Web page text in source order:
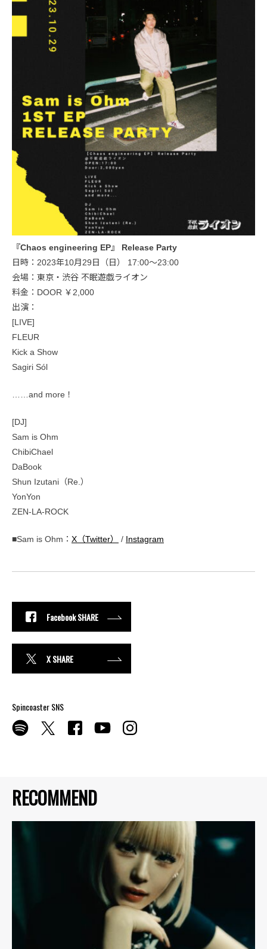
RECOMMEND
『Chaos engineering EP』 Release Party
日時：2023年10月29日（日） 17:00〜23:00
会場：東京・渋谷 不眠遊戯ライオン
料金：DOOR ￥2,000
出演：
[LIVE]
FLEUR
Kick a Show
Sagiri Sól
……and more！
[DJ]
Sam is Ohm
ChibiChael
DaBook
Shun Izutani（Re.）
YonYon
ZEN-LA-ROCK
■Sam is Ohm： X（Twitter） / Instagram
Facebook SHARE
X SHARE
Spincoaster SNS